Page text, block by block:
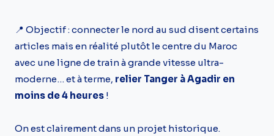
📍 Objectif : connecter le nord au sud disent certains
articles mais en réalité plutôt le centre du Maroc
avec une ligne de train à grande vitesse ultra-
moderne… et à terme, relier Tanger à Agadir en
moins de 4 heures !
On est clairement dans un projet historique.